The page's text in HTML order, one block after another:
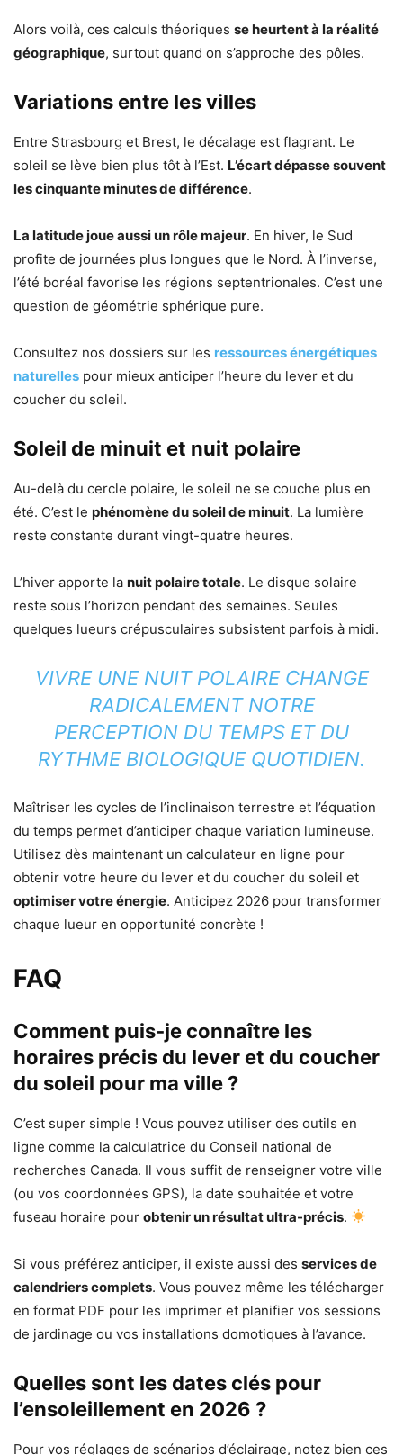
Alors voilà, ces calculs théoriques se heurtent à la réalité
géographique, surtout quand on s’approche des pôles.
Variations entre les villes
Entre Strasbourg et Brest, le décalage est flagrant. Le
soleil se lève bien plus tôt à l’Est. L’écart dépasse souvent
les cinquante minutes de différence.
La latitude joue aussi un rôle majeur. En hiver, le Sud
profite de journées plus longues que le Nord. À l’inverse,
l’été boréal favorise les régions septentrionales. C’est une
question de géométrie sphérique pure.
Consultez nos dossiers sur les ressources énergétiques
naturelles pour mieux anticiper l’heure du lever et du
coucher du soleil.
Soleil de minuit et nuit polaire
Au-delà du cercle polaire, le soleil ne se couche plus en
été. C’est le phénomène du soleil de minuit. La lumière
reste constante durant vingt-quatre heures.
L’hiver apporte la nuit polaire totale. Le disque solaire
reste sous l’horizon pendant des semaines. Seules
quelques lueurs crépusculaires subsistent parfois à midi.
VIVRE UNE NUIT POLAIRE CHANGE
RADICALEMENT NOTRE
PERCEPTION DU TEMPS ET DU
RYTHME BIOLOGIQUE QUOTIDIEN.
Maîtriser les cycles de l’inclinaison terrestre et l’équation
du temps permet d’anticiper chaque variation lumineuse.
Utilisez dès maintenant un calculateur en ligne pour
obtenir votre heure du lever et du coucher du soleil et
optimiser votre énergie. Anticipez 2026 pour transformer
chaque lueur en opportunité concrète !
FAQ
Comment puis-je connaître les
horaires précis du lever et du coucher
du soleil pour ma ville ?
C’est super simple ! Vous pouvez utiliser des outils en
ligne comme la calculatrice du Conseil national de
recherches Canada. Il vous suffit de renseigner votre ville
(ou vos coordonnées GPS), la date souhaitée et votre
fuseau horaire pour obtenir un résultat ultra-précis.
Si vous préférez anticiper, il existe aussi des services de
calendriers complets. Vous pouvez même les télécharger
en format PDF pour les imprimer et planifier vos sessions
de jardinage ou vos installations domotiques à l’avance.
Quelles sont les dates clés pour
l’ensoleillement en 2026 ?
Pour vos réglages de scénarios d’éclairage, notez bien ces